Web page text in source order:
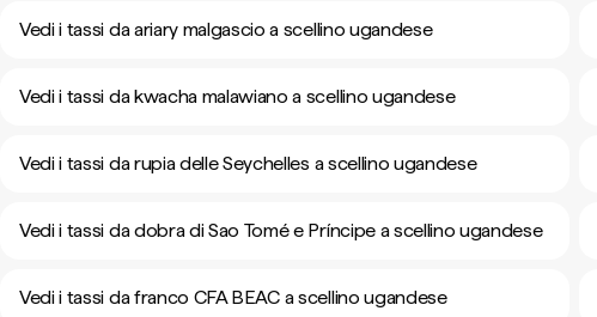
Vedi i tassi da ariary malgascio a scellino ugandese
Vedi i tassi da kwacha malawiano a scellino ugandese
Vedi i tassi da rupia delle Seychelles a scellino ugandese
Vedi i tassi da dobra di Sao Tomé e Príncipe a scellino ugandese
Vedi i tassi da franco CFA BEAC a scellino ugandese